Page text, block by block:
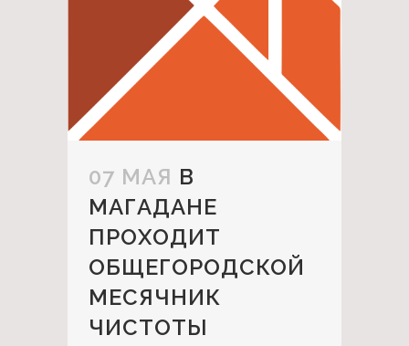
07 МАЯ В
МАГАДАНЕ
ПРОХОДИТ
ОБЩЕГОРОДСКОЙ
МЕСЯЧНИК
ЧИСТОТЫ